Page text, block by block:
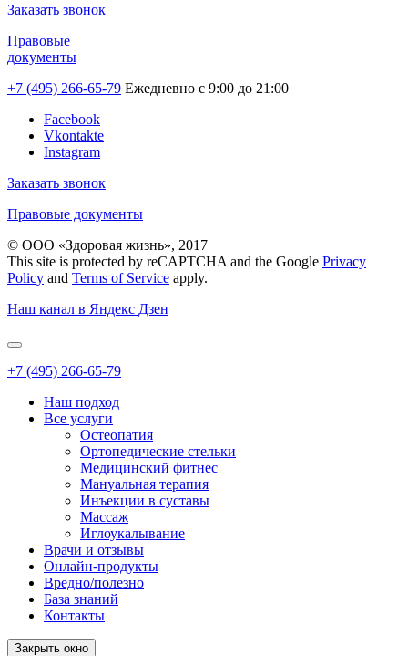
Заказать звонок
Правовые
документы
+7 (495) 266-65-79 Ежедневно с 9:00 до 21:00
Facebook
Vkontakte
Instagram
Заказать звонок
Правовые документы
© ООО «Здоровая жизнь», 2017
This site is protected by reCAPTCHA and the Google Privacy
Policy and Terms of Service apply.
Наш канал в Яндекс Дзен
+7 (495) 266-65-79
Наш подход
Все услуги
Остеопатия
Ортопедические стельки
Медицинский фитнес
Мануальная терапия
Инъекции в суставы
Массаж
Иглоукалывание
Врачи и отзывы
Онлайн-продукты
Вредно/полезно
База знаний
Контакты
Закрыть окно